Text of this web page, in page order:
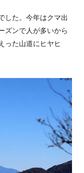
した。今年はクマ出
ズンで人が多いから
った山道にヒヤヒ